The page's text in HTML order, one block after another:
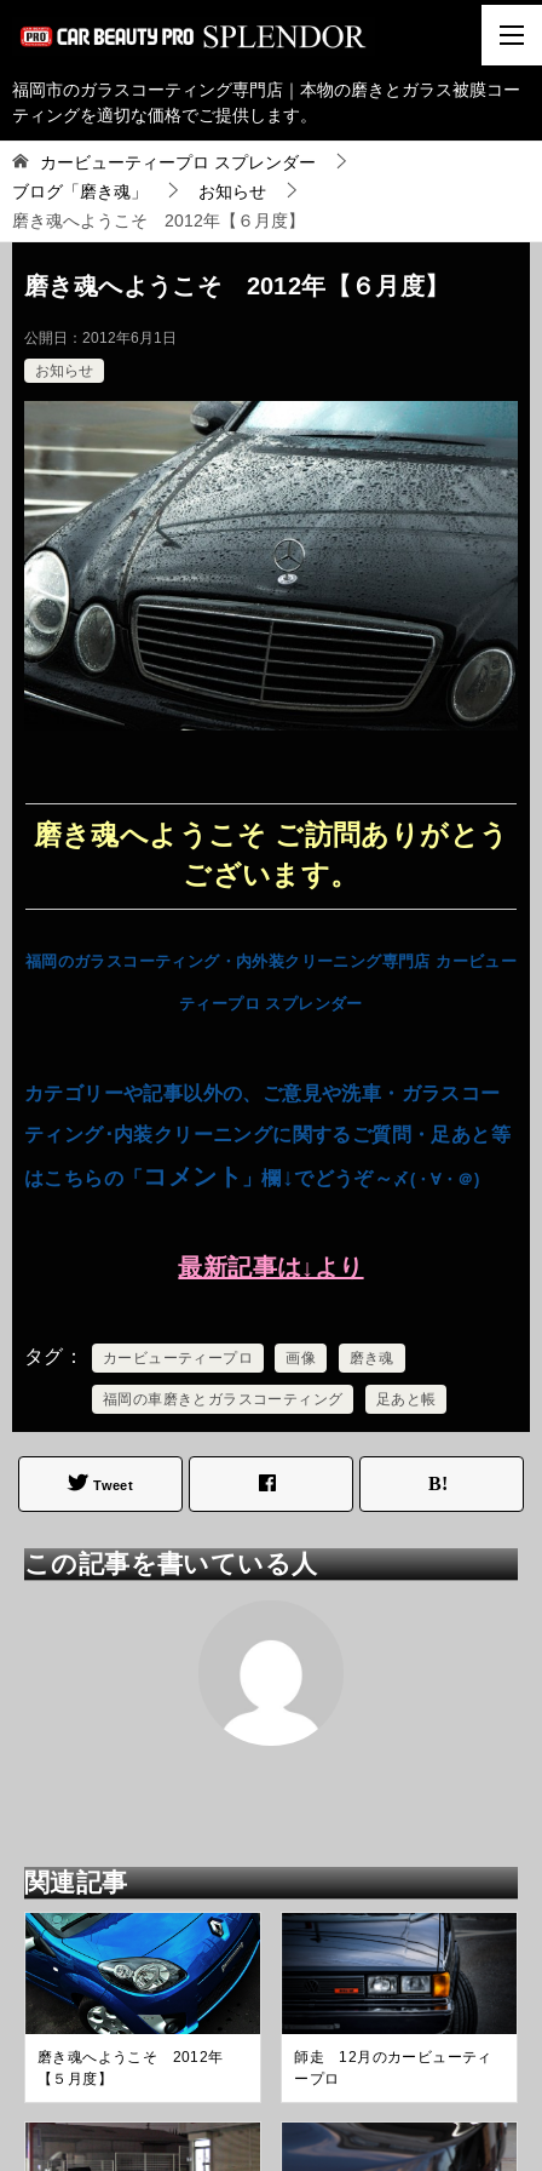
福岡市のガラスコーティング専門店｜本物の磨きとガラス被膜コー
ティングを適切な価格でご提供します。
カービューティープロ スプレンダー
ブログ「磨き魂」
お知らせ
磨き魂へようこそ 2012年【６月度】
磨き魂へようこそ 2012年【６月度】
公開日： 2012年6月1日
お知らせ
磨き魂へようこそ ご訪問ありがとう
ございます。
福岡のガラスコーティング・内外装クリーニング専門店 カービュー
ティープロ スプレンダー
カテゴリーや記事以外の、ご意見や洗車・ガラスコー
ティング･内装クリーニングに関するご質問・足あと等
はこちらの「 コメント 」欄 ↓でどうぞ～ 〆(・∀・＠)
最新記事は↓より
タグ カービューティープロ 画像 磨き魂
福岡の車磨きとガラスコーティング 足あと帳
Tweet
この記事を書いている人
関連記事
磨き魂へようこそ 2012年
【５月度】
師走 12月のカービューティ
ープロ